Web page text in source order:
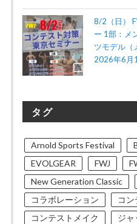
8/2（日）
ー 1部：メ
ツモデル（
2026年6月
タグ
Arnold Sports Festival
EVOLGEAR
FWJ
New Generation Classic
コラボレーション
コン
コンテストメイク
ジャ